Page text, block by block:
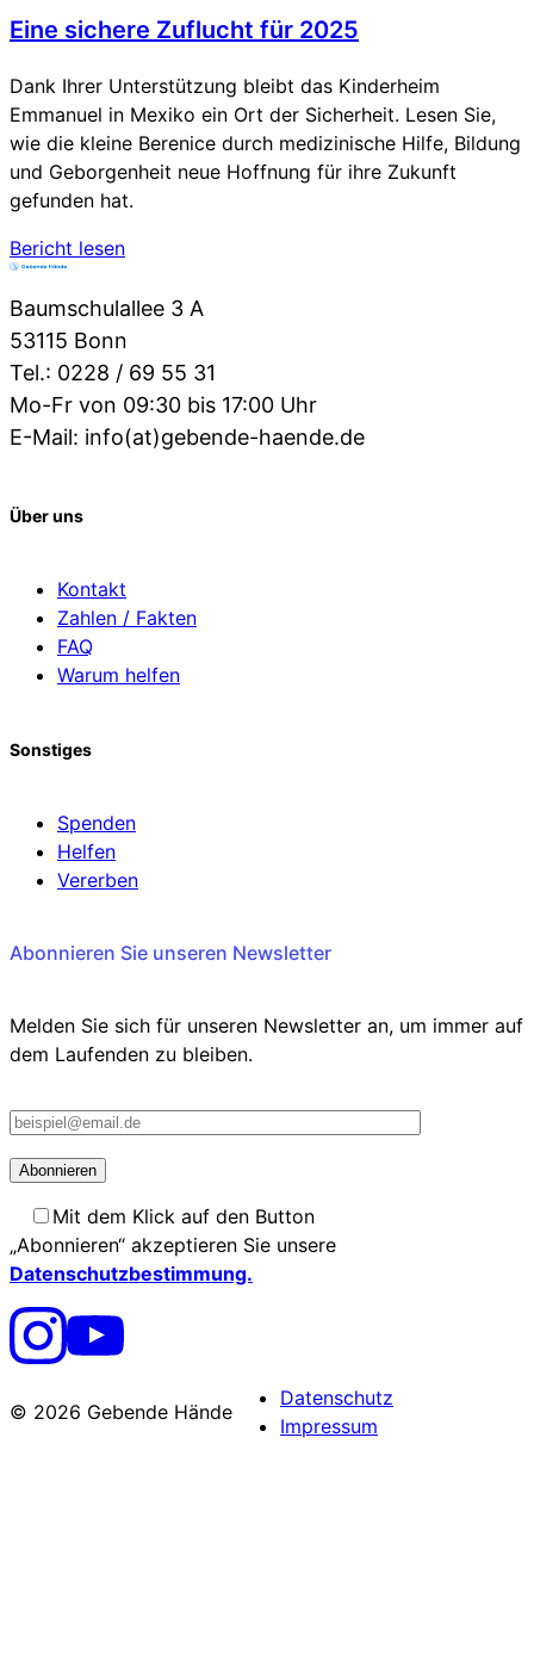
Eine sichere Zuflucht für 2025
Dank Ihrer Unterstützung bleibt das Kinderheim
Emmanuel in Mexiko ein Ort der Sicherheit. Lesen Sie,
wie die kleine Berenice durch medizinische Hilfe, Bildung
und Geborgenheit neue Hoffnung für ihre Zukunft
gefunden hat.
Bericht lesen
Baumschulallee 3 A
53115 Bonn
Tel.: 0228 / 69 55 31
Mo-Fr von 09:30 bis 17:00 Uhr
E-Mail: info(at)gebende-haende.de
Über uns
Kontakt
Zahlen / Fakten
FAQ
Warum helfen
Sonstiges
Spenden
Helfen
Vererben
Abonnieren Sie unseren Newsletter
Melden Sie sich für unseren Newsletter an, um immer auf
dem Laufenden zu bleiben.
Mit dem Klick auf den Button
„Abonnieren“ akzeptieren Sie unsere
Datenschutzbestimmung.
© 2026 Gebende Hände
Datenschutz
Impressum